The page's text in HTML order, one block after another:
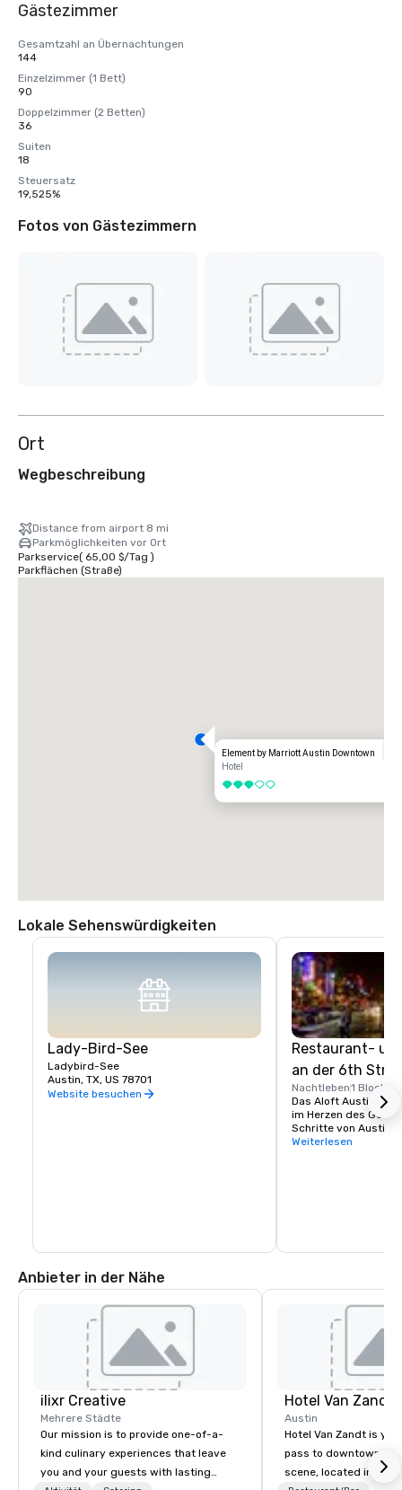
Gästezimmer
Gesamtzahl an Übernachtungen
144
Einzelzimmer (1 Bett)
90
Doppelzimmer (2 Betten)
36
Suiten
18
Steuersatz
19,525%
Fotos von Gästezimmern
Ort
Wegbeschreibung
Distance from airport 8 mi
Parkmöglichkeiten vor Ort
Parkservice( 65,00 $/Tag )
Parkflächen (Straße)
Element by Marriott Austin Downtown
Hotel
3 von 5
Lokale Sehenswürdigkeiten
Lady-Bird-See
Ladybird-See
Austin, TX, US 78701
Website besuchen
Restaurant-
an der 6th
Nachtleben1 Block
Das Aloft Austin
im Herzen des
Schritte von Austins
Restaurants und
Weiterlesen
Anbieter in der Nähe
ilixr Creative
Mehrere Städte
Our mission is to provide one-of-a-
kind culinary experiences that leave
you and your guests with lasting
Hotel Van Zandt
Austin
Hotel Van Zandt is
pass to downtown
scene, located in the